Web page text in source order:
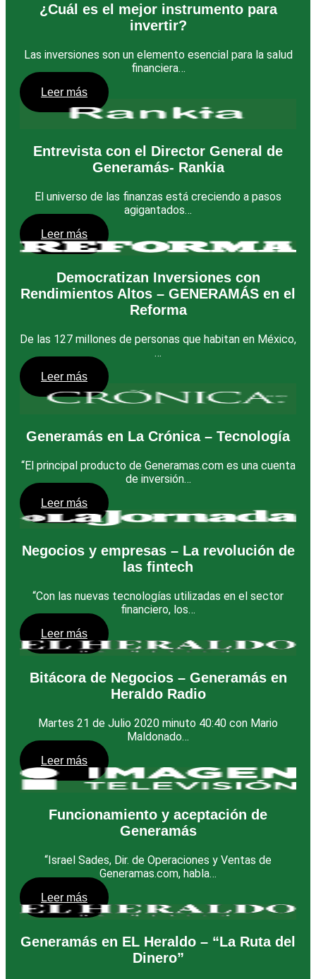
¿Cuál es el mejor instrumento para
invertir?
Las inversiones son un elemento esencial para la salud
financiera…
Leer más
Entrevista con el Director General de
Generamás- Rankia
El universo de las finanzas está creciendo a pasos
agigantados…
Leer más
Democratizan Inversiones con
Rendimientos Altos – GENERAMÁS en el
Reforma
De las 127 millones de personas que habitan en México,
…
Leer más
Generamás en La Crónica – Tecnología
“El principal producto de Generamas.com es una cuenta
de inversión…
Leer más
Negocios y empresas – La revolución de
las fintech
“Con las nuevas tecnologías utilizadas en el sector
financiero, los…
Leer más
Bitácora de Negocios – Generamás en
Heraldo Radio
Martes 21 de Julio 2020 minuto 40:40 con Mario
Maldonado…
Leer más
Funcionamiento y aceptación de
Generamás
“Israel Sades, Dir. de Operaciones y Ventas de
Generamas.com, habla…
Leer más
Generamás en EL Heraldo – “La Ruta del
Dinero”